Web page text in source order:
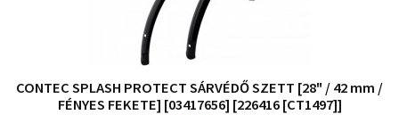
CONTEC SPLASH PROTECT SÁRVÉDŐ SZETT [28" / 42 mm /
FÉNYES FEKETE] [03417656] [226416 [CT1497]]